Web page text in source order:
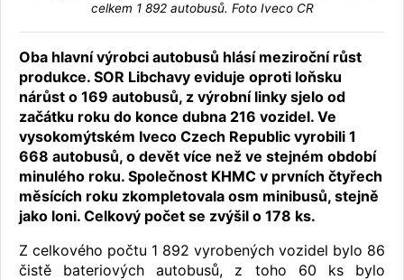
celkem 1 892 autobusů. Foto Iveco CR
Oba hlavní výrobci autobusů hlásí meziroční růst
produkce. SOR Libchavy eviduje oproti loňsku
nárůst o 169 autobusů, z výrobní linky sjelo od
začátku roku do konce dubna 216 vozidel. Ve
vysokomýtském Iveco Czech Republic vyrobili 1
668 autobusů, o devět více než ve stejném období
minulého roku. Společnost KHMC v prvních čtyřech
měsících roku zkompletovala osm minibusů, stejně
jako loni. Celkový počet se zvýšil o 178 ks.
Z celkového počtu 1 892 vyrobených vozidel bylo 86
čistě bateriových autobusů, z toho 60 ks bylo